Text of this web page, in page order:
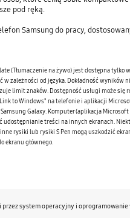
pod ręką.
Samsung do pracy,
(Tłumaczenie na żywo) jest dostępna
zależności od języka. Dokładność wyników
limit znaków. Dostępność usługi może
to Windows" na telefonie i aplikacji
Galaxy. Komputer (aplikacja
treści na innych ekranach.
rysiki lub rysiki S Pen mogą uszkodzić
ekranu głównego.
system operacyjny i